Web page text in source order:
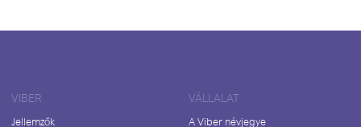
VIBER
Jellemzők
VÁLLALAT
A Viber névjegye